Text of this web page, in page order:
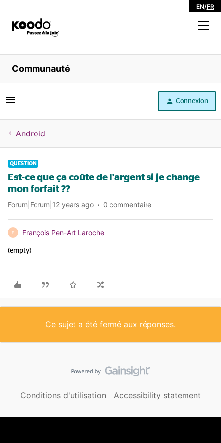
EN/FR
Magasiner
Libre service
Aide
Communauté
Connexion
Android
QUESTION
Est-ce que ça coûte de l'argent si je change
mon forfait ??
Forum|Forum|12 years ago 0 commentaire
F François Pen-Art Laroche
(empty)
Ce sujet a été fermé aux réponses.
Conditions d'utilisation Accessibility statement